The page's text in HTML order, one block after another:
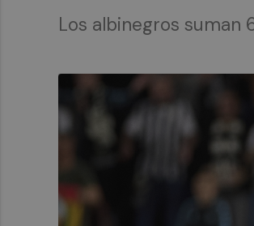
Los albinegros suman